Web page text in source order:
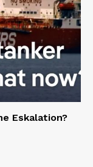
Eskalation?